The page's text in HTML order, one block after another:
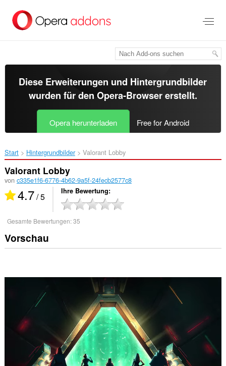
Hauptinhalt
springen
Diese Erweiterungen und Hintergrundbilder
wurden für den Opera-Browsererstellt.
Opera herunterladen Free for Android
Start Hintergrundbilder Valorant Lobby‎
Valorant Lobby
von c335e1f6-6776-4b62-9a5f-24fecb2577c8
4.7/ 5 Ihre Bewertung
Gesamte Bewertungen:35
Vorschau